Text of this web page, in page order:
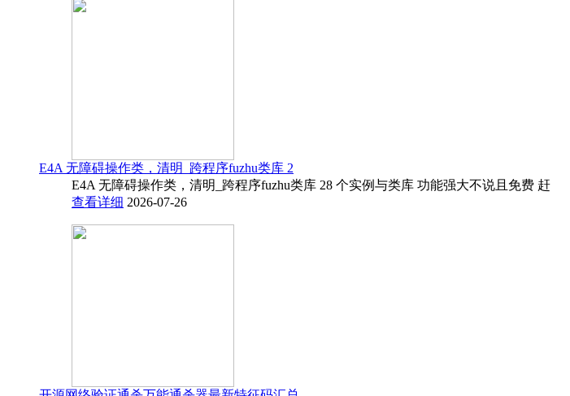
E4A 无障碍操作类，清明_跨程序fuzhu类库 2
E4A 无障碍操作类，清明_跨程序fuzhu类库 28 个实例与类库 功能强大不说且免费 赶
查看详细 2026-07-26